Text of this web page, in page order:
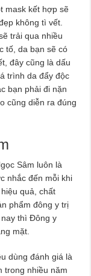
mask kết hợp sẽ
không tì vết.
trải qua nhiều
tố, da bạn sẽ có
đây cũng là dấu
trình da đẩy độc
bạn phải đi nặn
cũng diễn ra đúng
Sâm luôn là
nhắc đến mỗi khi
quả, chất
phẩm đông y trị
thì Đông y
mặt.
dùng đánh giá là
trong nhiều năm